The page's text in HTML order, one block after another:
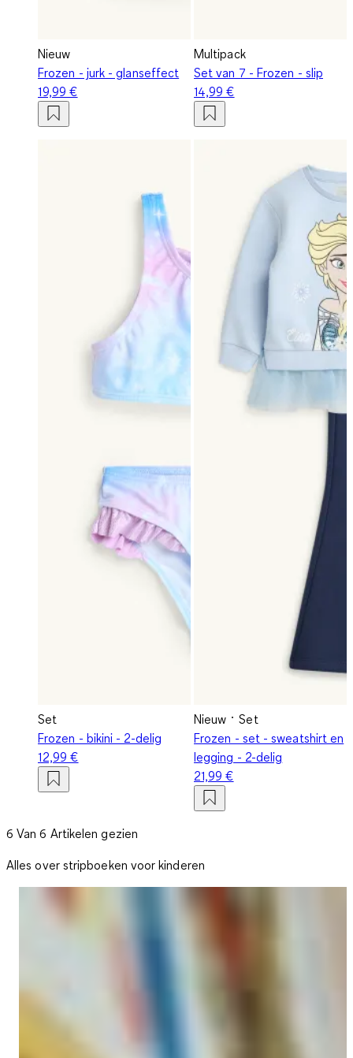
Nieuw
Frozen - jurk - glanseffect
19,99 €
Multipack
Set van 7 - Frozen - slip
14,99 €
Set
Frozen - bikini - 2-delig
12,99 €
Nieuw
Set
Frozen - set - sweatshirt en
legging - 2-delig
21,99 €
6 Van 6 Artikelen gezien
Alles over stripboeken voor kinderen